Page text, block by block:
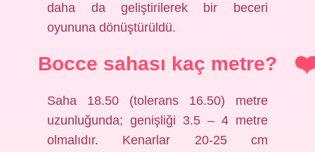
daha da geliştirilerek bir beceri
oyununa dönüştürüldü.
Bocce sahası kaç metre?
Saha 18.50 (tolerans 16.50) metre
uzunluğunda; genişliği 3.5 – 4 metre
olmalıdır. Kenarlar 20-25 cm